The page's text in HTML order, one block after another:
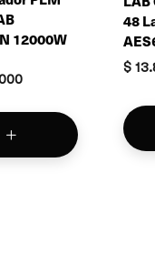
12000W
48
$